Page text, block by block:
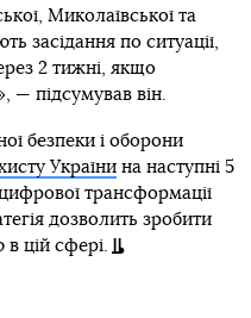
Миколаївської та
засідання по ситуації,
2 тижні, якщо
— підсумував він.
безпеки і оборони
Українина наступні 5
трансформації
дозволить зробити
цій сфері.